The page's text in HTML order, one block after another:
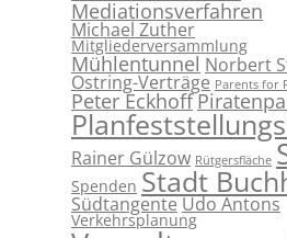
Mediationsverfahren
Michael Zuther
Mitgliederversammlung
Mühlentunnel Norbert
Ostring-Verträge Parents for
Peter Eckhoff
Rainer Gülzow Rütgersfläche
Spenden Stadt
SüdtangenteUdo Antons
Verkehrsplanung